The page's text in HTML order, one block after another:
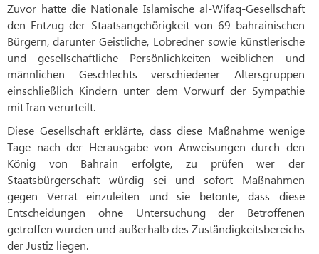
Zuvor hatte die Nationale Islamische al-Wifaq-Gesellschaft
den Entzug der Staatsangehörigkeit von 69 bahrainischen
Bürgern, darunter Geistliche, Lobredner sowie künstlerische
und gesellschaftliche Persönlichkeiten weiblichen und
männlichen Geschlechts verschiedener Altersgruppen
einschließlich Kindern unter dem Vorwurf der Sympathie
mit Iran verurteilt.
Diese Gesellschaft erklärte, dass diese Maßnahme wenige
Tage nach der Herausgabe von Anweisungen durch den
König von Bahrain erfolgte, zu prüfen wer der
Staatsbürgerschaft würdig sei und sofort Maßnahmen
gegen Verrat einzuleiten und sie betonte, dass diese
Entscheidungen ohne Untersuchung der Betroffenen
getroffen wurden und außerhalb des Zuständigkeitsbereichs
der Justiz liegen.